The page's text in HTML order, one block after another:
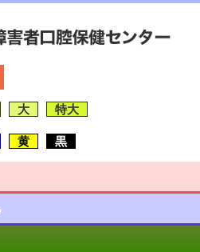
大 特大
黄 黒